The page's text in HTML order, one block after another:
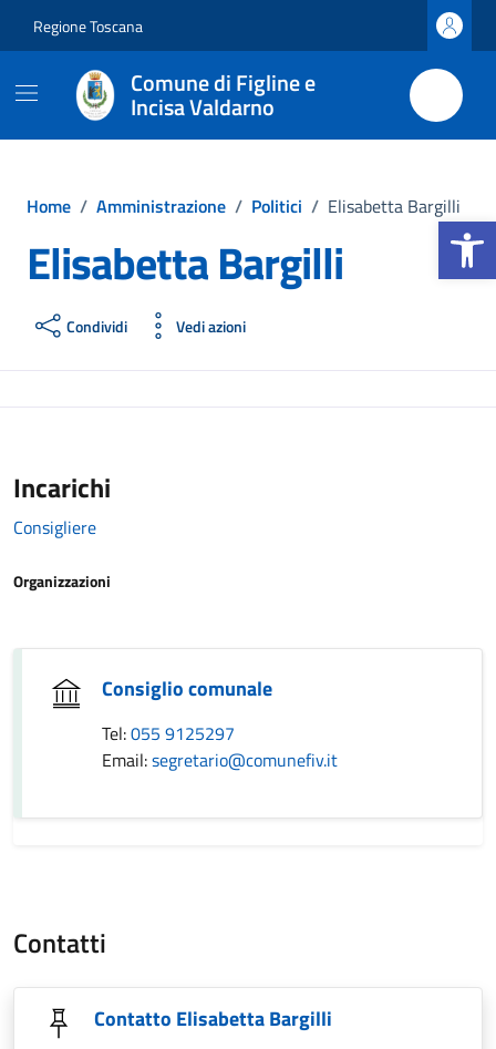
Apri la
Regione Toscana
Comune di Figline e
Incisa Valdarno
Home / Amministrazione / Politici / Elisabetta Bargilli
Elisabetta Bargilli
Condividi Vedi azioni
Incarichi
Consigliere
Organizzazioni
Consiglio comunale
Tel:055 9125297
Email:segretario@comunefiv.it
Contatti
Contatto Elisabetta Bargilli